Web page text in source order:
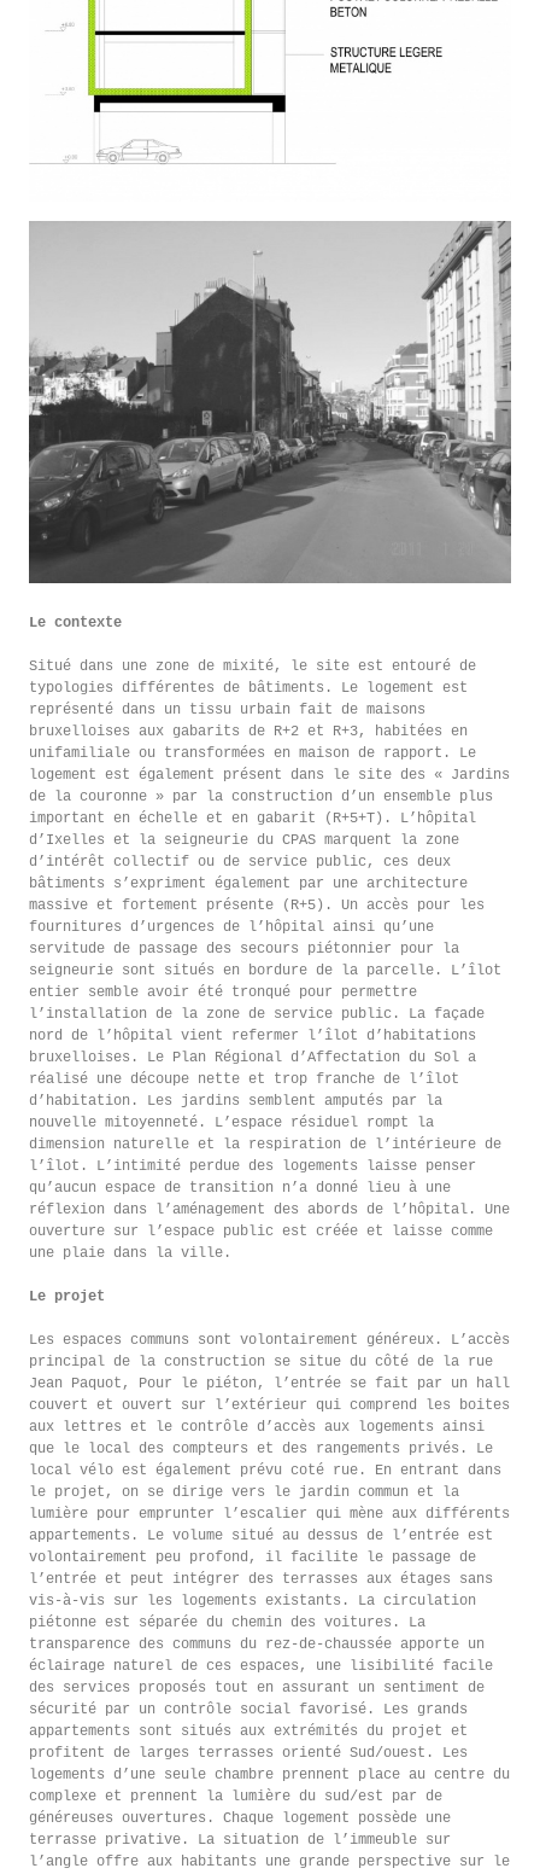
Le contexte
Situé dans une zone de mixité, le site est entouré de
typologies différentes de bâtiments. Le logement est
représenté dans un tissu urbain fait de maisons
bruxelloises aux gabarits de R+2 et R+3, habitées en
unifamiliale ou transformées en maison de rapport. Le
logement est également présent dans le site des « Jardins
de la couronne » par la construction d’un ensemble plus
important en échelle et en gabarit (R+5+T). L’hôpital
d’Ixelles et la seigneurie du CPAS marquent la zone
d’intérêt collectif ou de service public, ces deux
bâtiments s’expriment également par une architecture
massive et fortement présente (R+5). Un accès pour les
fournitures d’urgences de l’hôpital ainsi qu’une
servitude de passage des secours piétonnier pour la
seigneurie sont situés en bordure de la parcelle. L’îlot
entier semble avoir été tronqué pour permettre
l’installation de la zone de service public. La façade
nord de l’hôpital vient refermer l’îlot d’habitations
bruxelloises. Le Plan Régional d’Affectation du Sol a
réalisé une découpe nette et trop franche de l’îlot
d’habitation. Les jardins semblent amputés par la
nouvelle mitoyenneté. L’espace résiduel rompt la
dimension naturelle et la respiration de l’intérieure de
l’îlot. L’intimité perdue des logements laisse penser
qu’aucun espace de transition n’a donné lieu à une
réflexion dans l’aménagement des abords de l’hôpital. Une
ouverture sur l’espace public est créée et laisse comme
une plaie dans la ville.
Le projet
Les espaces communs sont volontairement généreux. L’accès
principal de la construction se situe du côté de la rue
Jean Paquot, Pour le piéton, l’entrée se fait par un hall
couvert et ouvert sur l’extérieur qui comprend les boites
aux lettres et le contrôle d’accès aux logements ainsi
que le local des compteurs et des rangements privés. Le
local vélo est également prévu coté rue. En entrant dans
le projet, on se dirige vers le jardin commun et la
lumière pour emprunter l’escalier qui mène aux différents
appartements. Le volume situé au dessus de l’entrée est
volontairement peu profond, il facilite le passage de
l’entrée et peut intégrer des terrasses aux étages sans
vis-à-vis sur les logements existants. La circulation
piétonne est séparée du chemin des voitures. La
transparence des communs du rez-de-chaussée apporte un
éclairage naturel de ces espaces, une lisibilité facile
des services proposés tout en assurant un sentiment de
sécurité par un contrôle social favorisé. Les grands
appartements sont situés aux extrémités du projet et
profitent de larges terrasses orienté Sud/ouest. Les
logements d’une seule chambre prennent place au centre du
complexe et prennent la lumière du sud/est par de
généreuses ouvertures. Chaque logement possède une
terrasse privative. La situation de l’immeuble sur
l’angle offre aux habitants une grande perspective sur le